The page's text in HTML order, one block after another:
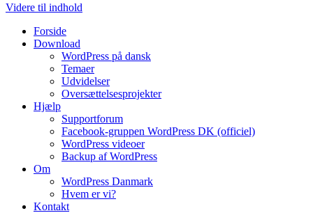
Videre til indhold
Forside
Download
WordPress på dansk
Temaer
Udvidelser
Oversættelsesprojekter
Hjælp
Supportforum
Facebook-gruppen WordPress DK (officiel)
WordPress videoer
Backup af WordPress
Om
WordPress Danmark
Hvem er vi?
Kontakt